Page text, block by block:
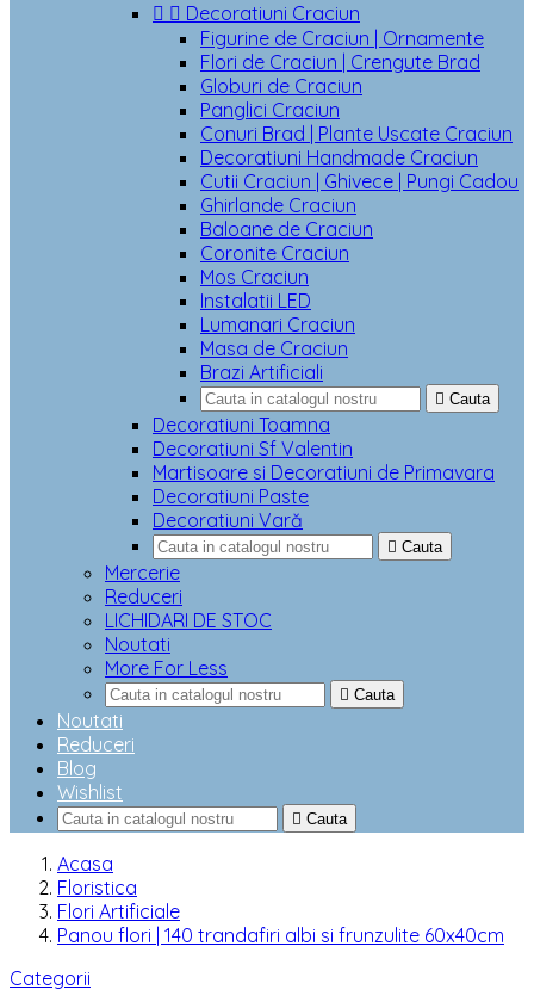
  Decoratiuni Craciun
Figurine de Craciun | Ornamente
Flori de Craciun | Crengute Brad
Globuri de Craciun
Panglici Craciun
Conuri Brad | Plante Uscate Craciun
Decoratiuni Handmade Craciun
Cutii Craciun | Ghivece | Pungi Cadou
Ghirlande Craciun
Baloane de Craciun
Coronite Craciun
Mos Craciun
Instalatii LED
Lumanari Craciun
Masa de Craciun
Brazi Artificiali
 Cauta
Decoratiuni Toamna
Decoratiuni Sf Valentin
Martisoare si Decoratiuni de Primavara
Decoratiuni Paste
Decoratiuni Vară
 Cauta
Mercerie
Reduceri
LICHIDARI DE STOC
Noutati
More For Less
 Cauta
Noutati
Reduceri
Blog
Wishlist
 Cauta
Acasa
Floristica
Flori Artificiale
Panou flori | 140 trandafiri albi si frunzulite 60x40cm
Categorii